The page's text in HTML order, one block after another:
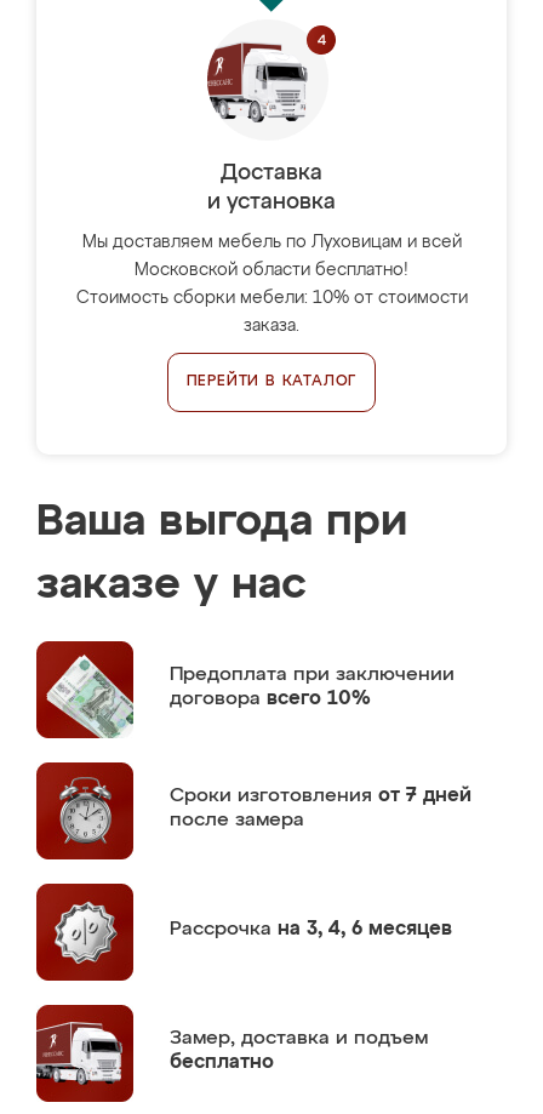
Доставка
и установка
Мы доставляем мебель по Луховицам и всей
Московской области бесплатно!
Стоимость сборки мебели: 10% от стоимости
заказа.
ПЕРЕЙТИ В КАТАЛОГ
Ваша выгода при
заказе у нас
Предоплата при заключении
договора всего 10%
Сроки изготовления от 7 дней
после замера
Рассрочка на 3, 4, 6 месяцев
Замер, доставка и подъем
бесплатно